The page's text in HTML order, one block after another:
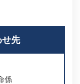
せ先
係